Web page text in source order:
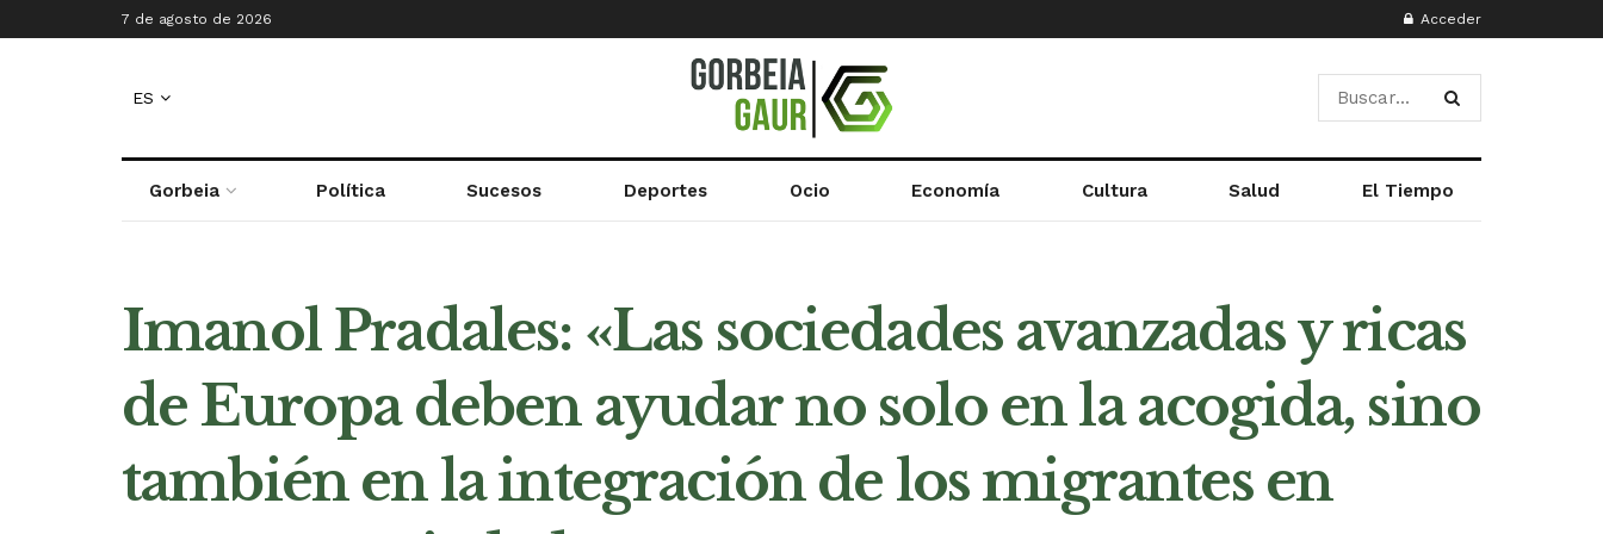
7 de agosto de 2026 Acceder
ES
Gorbeia Política Sucesos Deportes Ocio Economía Cultura Salud El Tiempo
Imanol Pradales: «Las sociedades avanzadas y ricas
de Europa deben ayudar no solo en la acogida, sino
también en la integración de los migrantes en